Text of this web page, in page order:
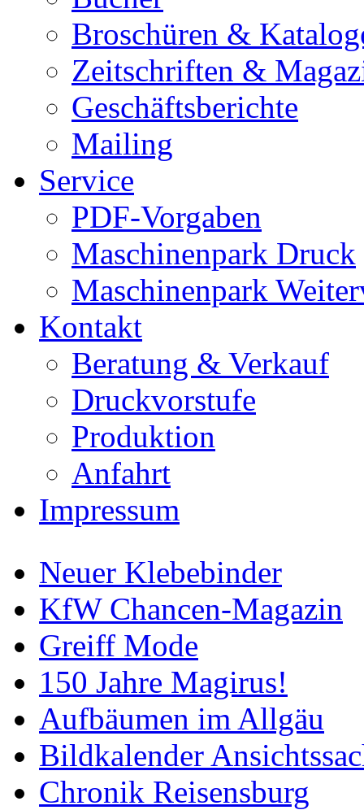
Broschüren &
Zeitschriften &
Geschäftsberichte
Mailing
Service
PDF-Vorgaben
Maschinenpark Druck
Maschinenpark
Kontakt
Beratung & Verkauf
Druckvorstufe
Produktion
Anfahrt
Impressum
Neuer Klebebinder
KfW Chancen-Magazin
Greiff Mode
150 Jahre Magirus!
Aufbäumen im Allgäu
Bildkalender
Chronik Reisensburg